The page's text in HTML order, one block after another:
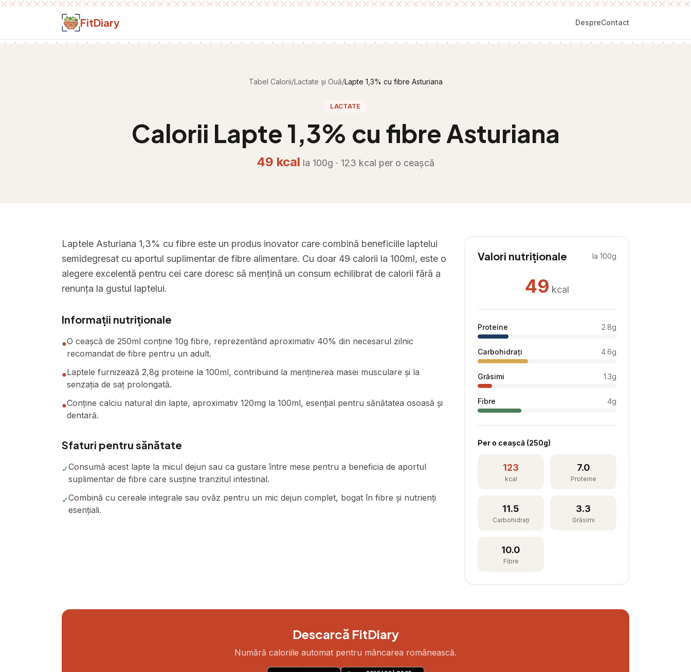
Salt la conținut
FitDiary DespreContact
Tabel Calorii/Lactate și Ouă/Lapte 1,3% cu fibre Asturiana
LACTATE
Calorii Lapte 1,3% cu fibre Asturiana
49 kcal la 100g · 123 kcal per o ceașcă
Laptele Asturiana 1,3% cu fibre este un produs inovator care combină beneficiile laptelui
semidegresat cu aportul suplimentar de fibre alimentare. Cu doar 49 calorii la 100ml, este o
alegere excelentă pentru cei care doresc să mențină un consum echilibrat de calorii fără a
renunța la gustul laptelui.
Informații nutriționale
●O ceașcă de 250ml conține 10g fibre, reprezentând aproximativ 40% din necesarul zilnic
recomandat de fibre pentru un adult.
●Laptele furnizează 2,8g proteine la 100ml, contribuind la menținerea masei musculare și la
senzația de saț prolongată.
●Conține calciu natural din lapte, aproximativ 120mg la 100ml, esențial pentru sănătatea osoasă și
dentară.
Sfaturi pentru sănătate
✓Consumă acest lapte la micul dejun sau ca gustare între mese pentru a beneficia de aportul
suplimentar de fibre care susține tranzitul intestinal.
✓Combină cu cereale integrale sau ovăz pentru un mic dejun complet, bogat în fibre și nutrienți
esențiali.
Valori nutriționale la 100g
49 kcal
Proteine 2.8g
Carbohidrați 4.6g
Grăsimi 1.3g
Fibre 4g
Per o ceașcă (250g)
123
kcal
7.0
Proteine
11.5
Carbohidrați
3.3
Grăsimi
10.0
Fibre
Descarcă FitDiary
Numără caloriile automat pentru mâncarea românească.